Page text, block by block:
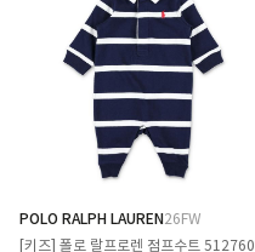
POLO RALPH LAUREN26FW
[키즈] 폴로 랄프로렌 점프수트 512760